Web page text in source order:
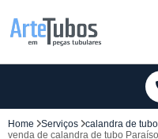
Home Serviços calandra de
venda de calandra de tubo